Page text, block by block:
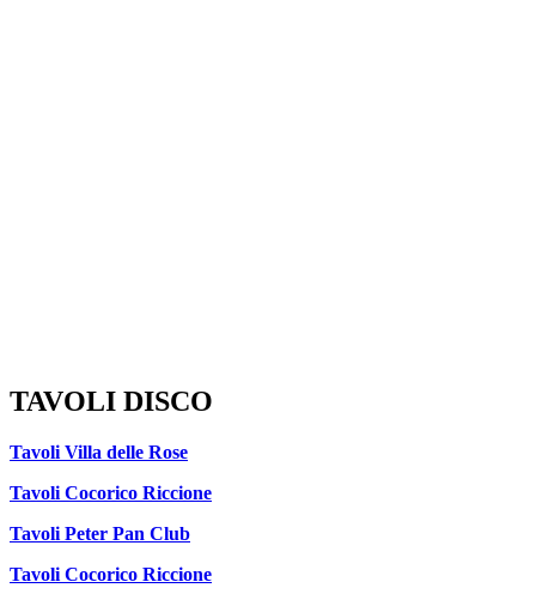
TAVOLI DISCO
Tavoli Villa delle Rose
Tavoli Cocorico Riccione
Tavoli Peter Pan Club
Tavoli Cocorico Riccione